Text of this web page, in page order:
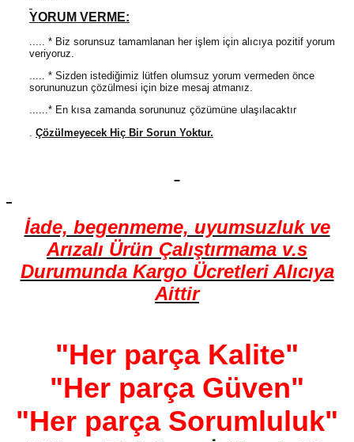
YORUM VERME:
..... * Biz sorunsuz tamamlanan her işlem için alıcıya pozitif yorum
veriyoruz.
..... * Sizden istediğimiz lütfen olumsuz yorum vermeden önce
sorununuzun çözülmesi için bize mesaj atmanız.
......* En kısa zamanda sorununuz çözümüne ulaşılacaktır
Çözülmeyecek Hiç Bir Sorun Yoktur.
İade, begenmeme, uyumsuzluk ve
Arızalı Ürün Çalıştırmama v.s
Durumunda Kargo Ücretleri Alıcıya
Aittir
"Her parça Kalite"
"Her parça Güven"
"Her parça Sorumluluk"